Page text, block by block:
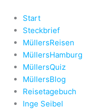
Inhalt
springen
Start
Steckbrief
MüllersReisen
MüllersHamburg
MüllersQuiz
MüllersBlog
Reisetagebuch
Inge Seibel